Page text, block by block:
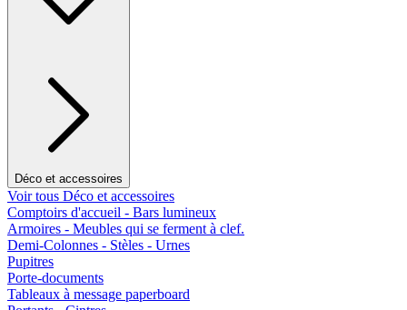
Déco et accessoires
Voir tous Déco et accessoires
Comptoirs d'accueil - Bars lumineux
Armoires - Meubles qui se ferment à clef.
Demi-Colonnes - Stèles - Urnes
Pupitres
Porte-documents
Tableaux à message paperboard